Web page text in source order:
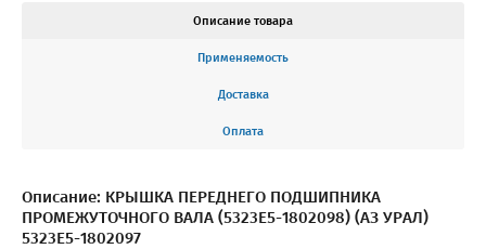
Описание товара
Применяемость
Доставка
Оплата
Описание: КРЫШКА ПЕРЕДНЕГО ПОДШИПНИКА
ПРОМЕЖУТОЧНОГО ВАЛА (5323Е5-1802098) (АЗ УРАЛ)
5323Е5-1802097